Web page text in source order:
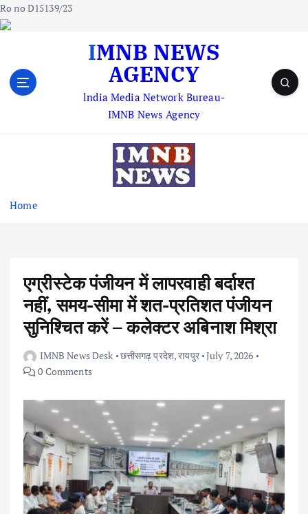
Ro no D15139/23
IMNB NEWS
AGENCY
lndia Media Network Bureau-
IMNB News Agency
Home
एग्रीस्टेक पंजीयन में लापरवाही बर्दाश्त
नहीं, समय-सीमा में शत-प्रतिशत पंजीयन
सुनिश्चित करें – कलेक्टर अबिनाश मिश्रा
IMNB News Desk छत्तीसगढ़ प्रदेश,रायपुर July 7, 2026
0 Comments